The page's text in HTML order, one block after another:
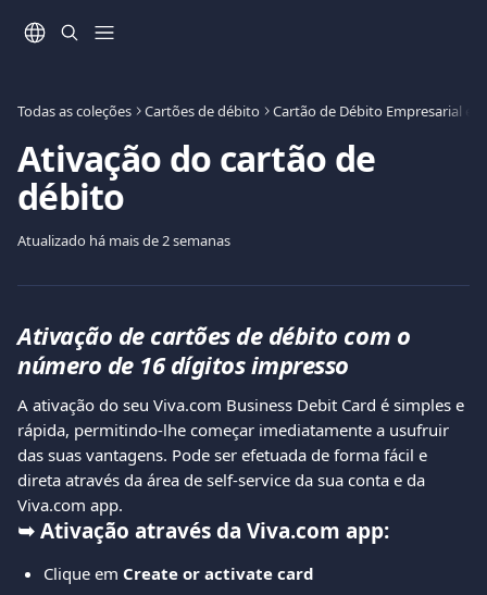
Todas as coleções Cartões de débito Cartão de Débito Empresarial e
Ativação do cartão de
débito
Atualizado há mais de 2 semanas
Ativação de cartões de débito com o
número de 16 dígitos impresso
A ativação do seu Viva.com Business Debit Card é simples e
rápida, permitindo-lhe começar imediatamente a usufruir
das suas vantagens. Pode ser efetuada de forma fácil e
direta através da área de self-service da sua conta e da
Viva.com app.
➥ Ativação através da Viva.com app:
Clique em Create or activate card